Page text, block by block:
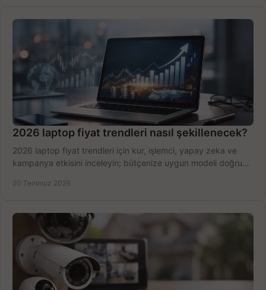
2026 laptop fiyat trendleri nasıl şekillenecek?
2026 laptop fiyat trendleri için kur, işlemci, yapay zeka ve
kampanya etkisini inceleyin; bütçenize uygun modeli doğru
20 Temmuz 2026